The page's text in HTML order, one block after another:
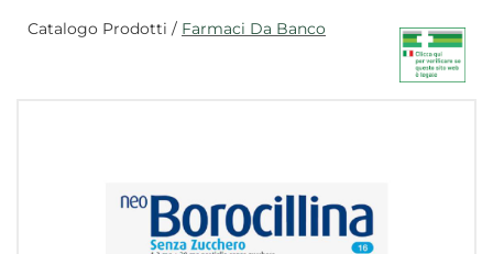
Catalogo Prodotti / Farmaci Da Banco